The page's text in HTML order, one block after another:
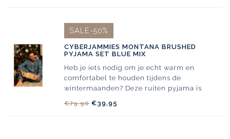
SALE-50%
CYBERJAMMIES MONTANA BRUSHED
PYJAMA SET BLUE MIX
Heb je iets nodig om je echt warm en
comfortabel te houden tijdens de
wintermaanden? Deze ruiten pyjama is
€79,90 €39,95